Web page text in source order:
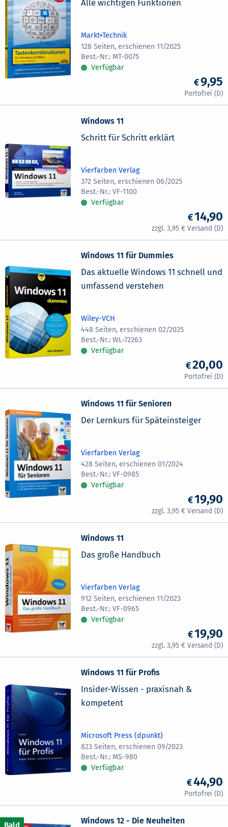
Alle wichtigen Funktionen
Markt+Technik
128 Seiten, erschienen 11/2025
MT-0075
Verfügbar
9,95
Windows 11
Schritt für Schritt erklärt
Vierfarben Verlag
372 Seiten, erschienen 06/2025
VF-1100
Verfügbar
14,90
3,95
Windows 11 für Dummies
Das aktuelle Windows 11 schnell und
umfassend verstehen
Wiley-VCH
448 Seiten, erschienen 02/2025
WL-72263
Verfügbar
20,00
Windows 11 für Senioren
Der Lernkurs für Späteinsteiger
Vierfarben Verlag
428 Seiten, erschienen 01/2024
VF-0985
Verfügbar
19,90
3,95
Windows 11
Das große Handbuch
Vierfarben Verlag
912 Seiten, erschienen 11/2023
VF-0965
Verfügbar
19,90
3,95
Windows 11 für Profis
Insider-Wissen - praxisnah &
kompetent
Microsoft Press (dpunkt)
823 Seiten, erschienen 09/2023
MS-980
Verfügbar
44,90
Windows 12 - Die Neuheiten